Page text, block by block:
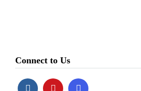
Connect to Us